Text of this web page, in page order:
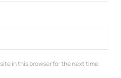
in this browser for the next time I